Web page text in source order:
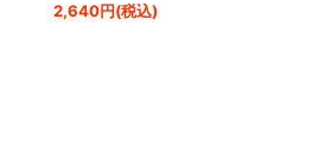
2,640円(税込)